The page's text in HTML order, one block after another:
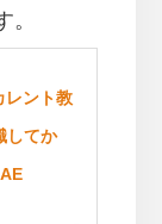
レント教
してか